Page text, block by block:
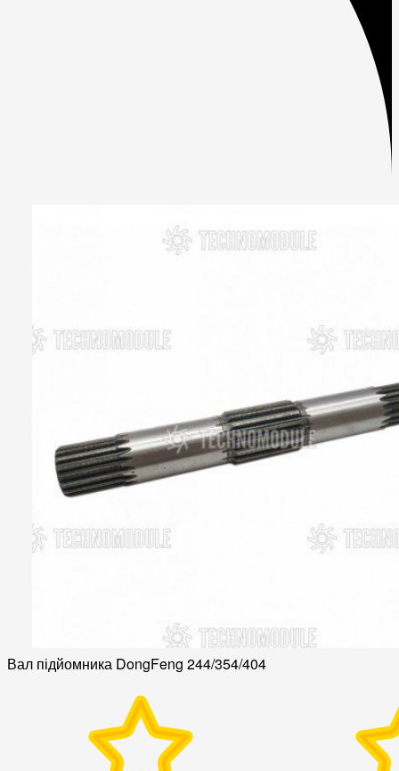
Вал підйомника DongFeng 244/354/404